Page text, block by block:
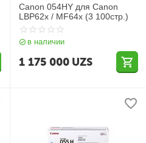
Canon 054HY для Canon
LBP62x / MF64x (3 100стр.)
в наличии
1 175 000 UZS